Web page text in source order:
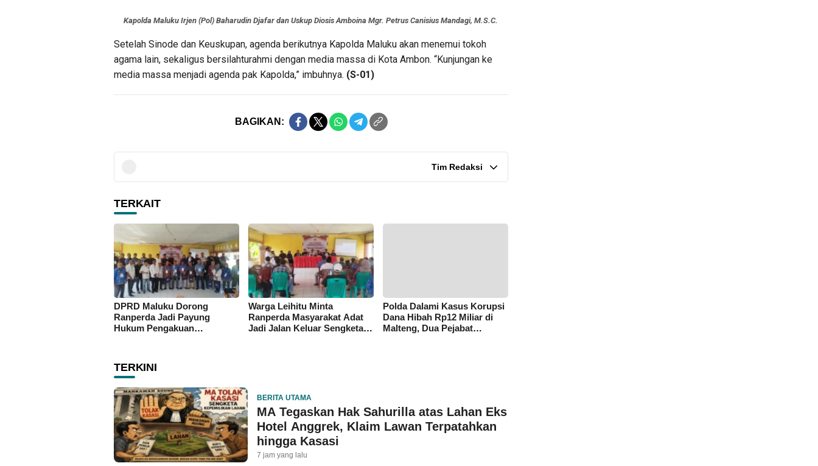
Kapolda Maluku Irjen (Pol) Baharudin Djafar dan Uskup Diosis Amboina Mgr. Petrus Canisius Mandagi, M.S.C.
Setelah Sinode dan Keuskupan, agenda berikutnya Kapolda Maluku akan menemui tokoh
agama lain, sekaligus bersilahturahmi dengan media massa di Kota Ambon. “Kunjungan ke
media massa menjadi agenda pak Kapolda,” imbuhnya. (S-01)
BAGIKAN:
Tim Redaksi
TERKAIT
DPRD Maluku Dorong
Ranperda Jadi Payung
Hukum Pengakuan
Warga Leihitu Minta
Ranperda Masyarakat Adat
Jadi Jalan Keluar Sengketa
Polda Dalami Kasus Korupsi
Dana Hibah Rp12 Miliar di
Malteng, Dua Pejabat
TERKINI
BERITA UTAMA
MA Tegaskan Hak Sahurilla atas Lahan Eks
Hotel Anggrek, Klaim Lawan Terpatahkan
hingga Kasasi
7 jam yang lalu